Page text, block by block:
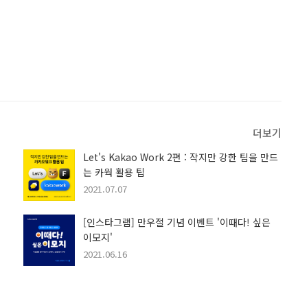
더보기
Let's Kakao Work 2편 : 작지만 강한 팀을 만드
는 카웍 활용 팁
2021.07.07
[인스타그램] 만우절 기념 이벤트 '이때다! 싶은
이모지'
2021.06.16